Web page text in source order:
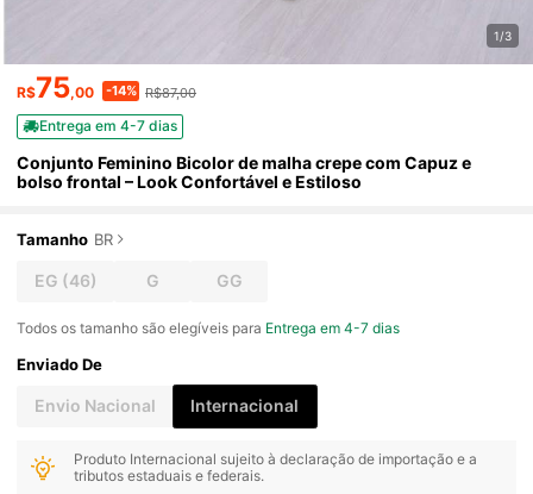
1/3
R$75,00 -14% R$87,00
Entrega em 4-7 dias
Conjunto Feminino Bicolor de malha crepe com Capuz e
bolso frontal – Look Confortável e Estiloso
Tamanho BR
EG (46) G GG
Todos os tamanho são elegíveis para Entrega em 4-7 dias
Enviado De
Envio Nacional Internacional
Produto Internacional sujeito à declaração de importação e a
tributos estaduais e federais.